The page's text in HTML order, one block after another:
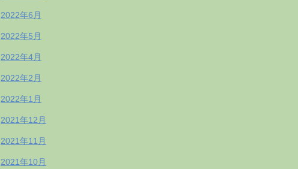
2022年6月
2022年5月
2022年4月
2022年2月
2022年1月
2021年12月
2021年11月
2021年10月